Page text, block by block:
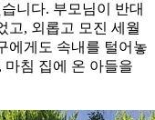
니다. 부모님이 반대
고, 외롭고 모진 세월
에게도 속내를 털어놓
마침 집에 온 아들을